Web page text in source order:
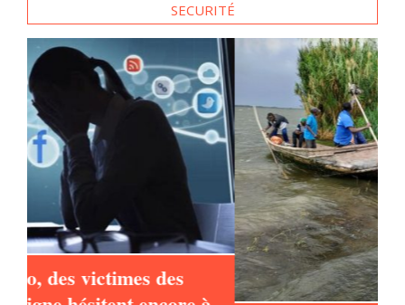
Du côté congolais, sur le lac Edouard,
la faible production insécurise les
pécheurs